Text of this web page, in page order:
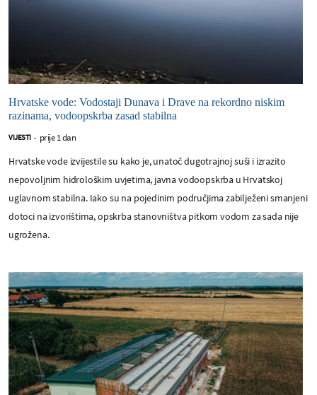
Hrvatske vode: Vodostaji Dunava i Drave na rekordno niskim
razinama, vodoopskrba zasad stabilna
VIJESTI - prije 1 dan
Hrvatske vode izvijestile su kako je, unatoč dugotrajnoj suši i izrazito
nepovoljnim hidrološkim uvjetima, javna vodoopskrba u Hrvatskoj
uglavnom stabilna. Iako su na pojedinim područjima zabilježeni smanjeni
dotoci na izvorištima, opskrba stanovništva pitkom vodom za sada nije
ugrožena.